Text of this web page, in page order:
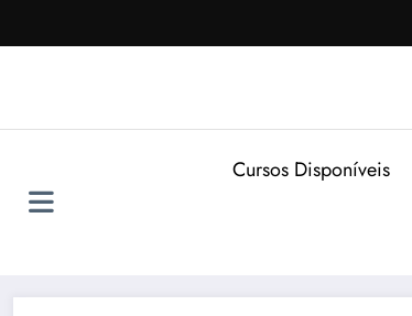
para
Cursos Disponíveis